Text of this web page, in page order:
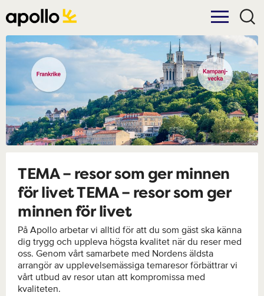
TEMA – resor som ger minnen
för livet TEMA – resor som ger
minnen för livet
På Apollo arbetar vi alltid för att du som gäst ska känna
dig trygg och uppleva högsta kvalitet när du reser med
oss. Genom vårt samarbete med Nordens äldsta
arrangör av upplevelsemässiga temaresor förbättrar vi
vårt utbud av resor utan att kompromissa med
kvaliteten.